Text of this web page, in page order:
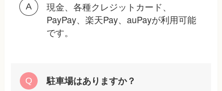
現金、各種クレジットカード、
PayPay、楽天Pay、auPayが利用可能
です。
駐車場はありますか？